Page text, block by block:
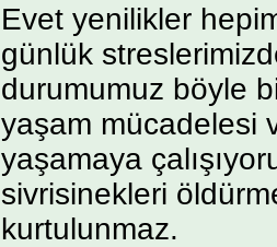
Evet yenilikler
günlük
durumumuz böyle
yaşam mücadelesi
yaşamaya
sivrisinekleri
kurtulunmaz.